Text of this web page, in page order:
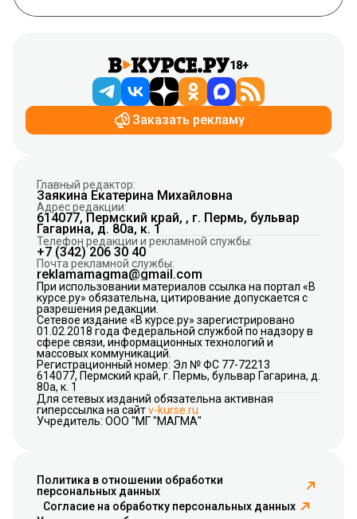
18+
Заказать рекламу
Главный редактор:
Заякина Екатерина Михайловна
Адрес редакции:
614077, Пермский край, , г. Пермь, бульвар
Гагарина, д. 80а, к. 1
Телефон редакции и рекламной службы:
+7 (342) 206 30 40
Почта рекламной службы:
reklamamagma@gmail.com
При использовании материалов ссылка на портал «В
курсе.ру» обязательна, цитирование допускается с
разрешения редакции.
Сетевое издание «В курсе.ру» зарегистрировано
01.02.2018 года Федеральной службой по надзору в
сфере связи, информационных технологий и
массовых коммуникаций.
Регистрационный номер: Эл № ФС 77-72213
614077, Пермский край, г. Пермь, бульвар Гагарина, д.
80а, к. 1
Для сетевых изданий обязательна активная
гиперссылка на сайтv-kurse.ru
Учредитель: ООО "МГ "МАГМА"
Политика в отношении обработки
персональных данных
Согласие на обработку персональных данных